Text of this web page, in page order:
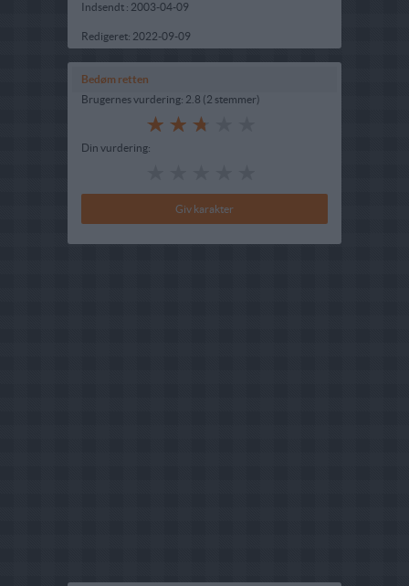
Indsendt : 2003-04-09
Redigeret: 2022-09-09
Bedøm retten
Brugernes vurdering: 2.8 (2 stemmer)
Din vurdering: